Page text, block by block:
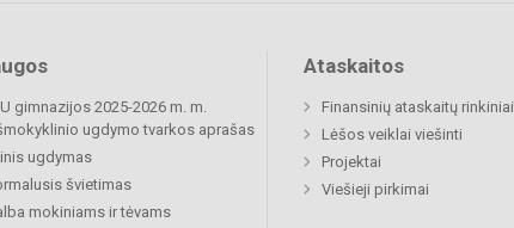
gimnazijos 2025-2026 m. m.
ugdymo tvarkos aprašas
ugdymas
švietimas
mokiniams ir tėvams
Ataskaitos
Finansinių ataskaitų rinkiniai
Lėšos veiklai viešinti
Projektai
Viešieji pirkimai